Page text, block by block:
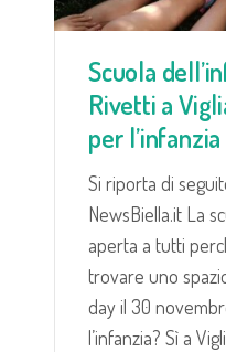
Scuola
Rivetti a
per l’infanzia
Si riporta di
NewsBiella.it La
aperta a tutti
trovare uno
day il 30
l’infanzia? Sì a